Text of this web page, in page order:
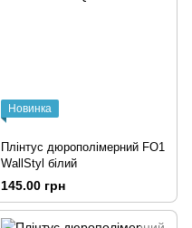
Новинка
Плінтус дюрополімерний FO1
WallStyl білий
145.00 грн